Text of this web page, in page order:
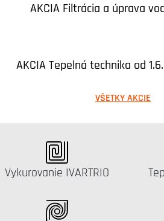
AKCIA Filtrácia a úprava
AKCIA Tepelná technika od
VŠETKY AKCIE
Katalógus:
Vykurovanie IVARTRIO